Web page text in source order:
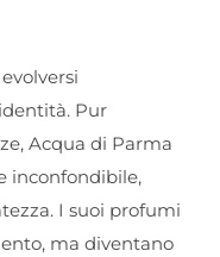
Pur
Acqua di Parma
inconfondibile,
I suoi profumi
ma diventano